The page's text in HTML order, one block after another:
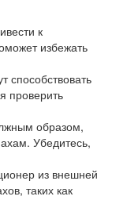
к
избежать
способствовать
проверить
образом,
Убедитесь,
из внешней
таких как